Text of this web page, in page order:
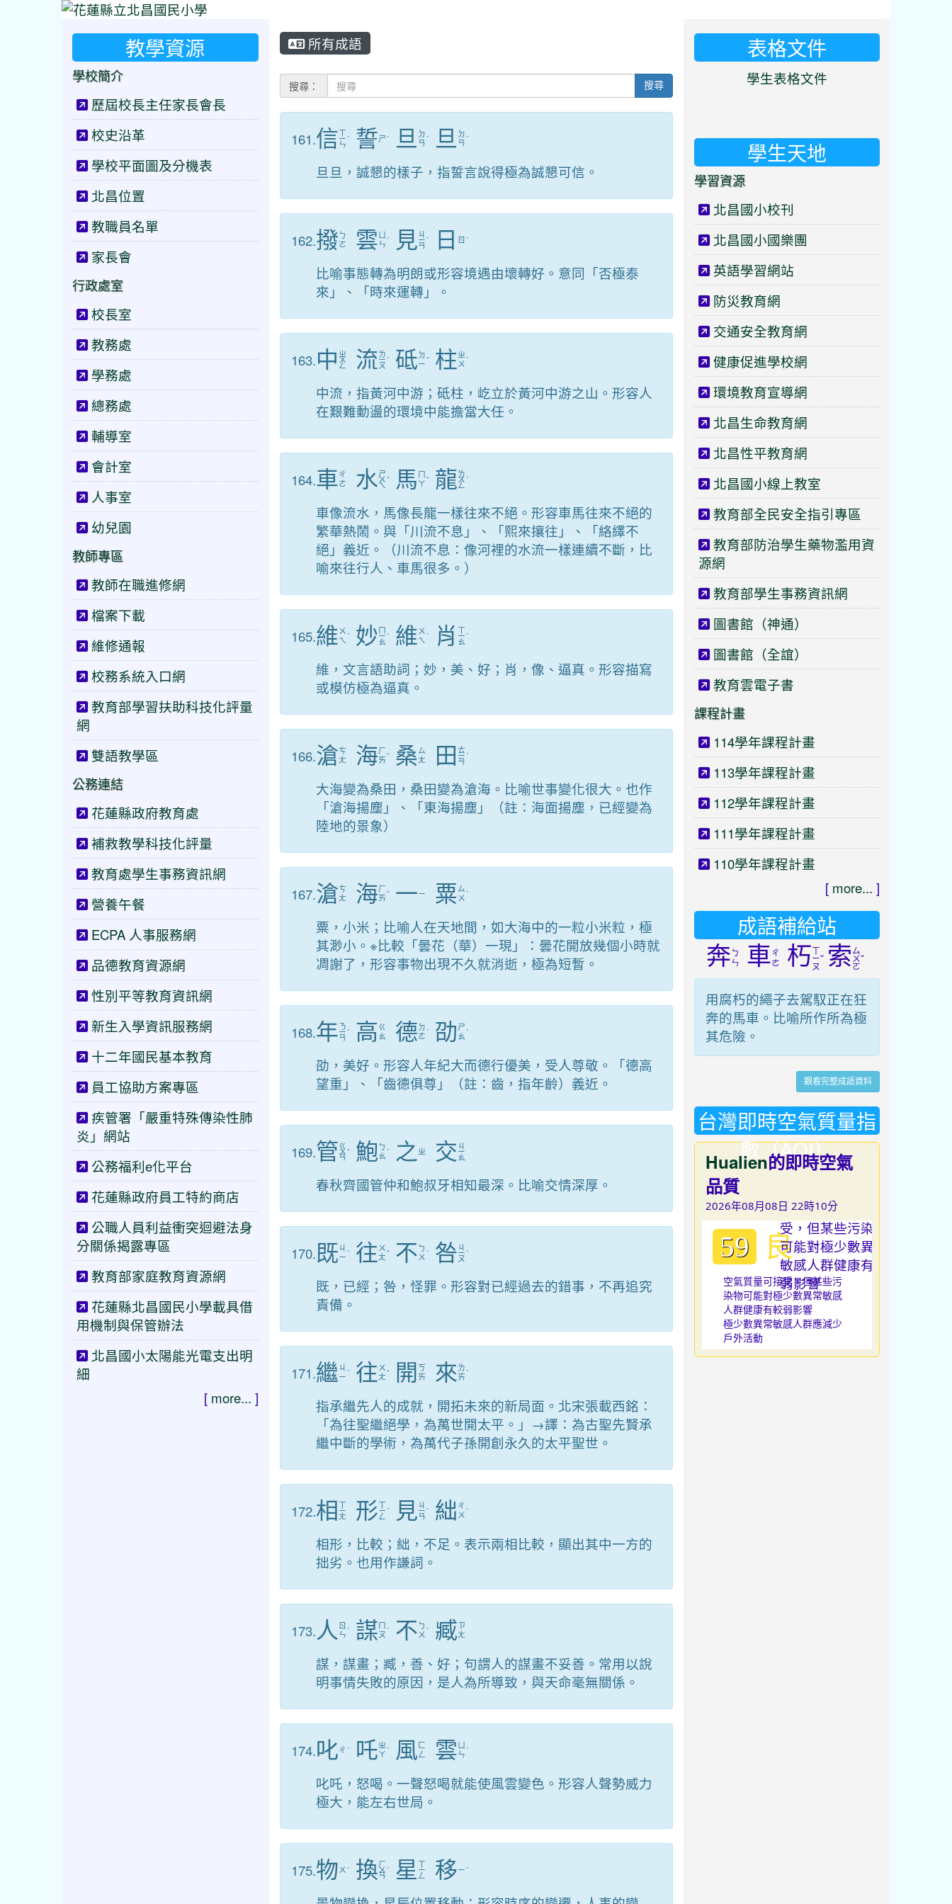
所有成語
搜尋： 搜尋
161.信ㄒ
ㄧ
ㄣ
ˋ 誓ㄕˋ 旦
ㄉ
ㄢˋ 旦
ㄉ
ㄢˋ
旦旦，誠懇的樣子，指誓言說得極為誠懇可信。
162.撥 ㄅ
ㄛ
雲ㄣ ˊ 見 ㄐ
ㄧ
ㄢ
ˋ 日 ㄖ ˋ
比喻事態轉為明朗或形容境遇由壞轉好。意同「否極泰
來」、「時來運轉」。
163.中 ㄓ
ㄨ
ㄥ 流ㄌ
ㄧ
ㄡ
ˊ 砥 ㄉ
ㄧˇ 柱ㄓ
ㄨ ˋ
中流，指黃河中游；砥柱，屹立於黃河中游之山。形容人
在艱難動盪的環境中能擔當大任。
164.車ㄔ
ㄜ
水ㄕ
ㄨ
ㄟ
ˇ 馬 ㄇ
ㄚˇ 龍ㄌ
ㄨ
ㄥ
ˊ
車像流水，馬像長龍一樣往來不絕。形容車馬往來不絕的
繁華熱鬧。與「川流不息」、「熙來攘往」、「絡繹不
絕」義近。（川流不息：像河裡的水流一樣連續不斷，比
喻來往行人、車馬很多。）
165.維 ㄨ
ㄟ ˊ 妙 ㄇ
ㄧ
ㄠ
ˋ 維 ㄨ
ㄟ ˊ 肖 ㄒ
ㄧ
ㄠ
ˋ
維，文言語助詞；妙，美、好；肖，像、逼真。形容描寫
或模仿極為逼真。
166.滄ㄘ
ㄤ
海ㄏ
ㄞˇ 桑ㄙ
ㄤ
田 ㄊ
ㄧ
ㄢ
ˊ
大海變為桑田，桑田變為滄海。比喻世事變化很大。也作
「滄海揚塵」、「東海揚塵」（註：海面揚塵，已經變為
陸地的景象）
167.滄ㄘ
ㄤ
海ㄏ
ㄞˇ 一ㄧ 粟ㄙ
ㄨ ˋ
粟，小米；比喻人在天地間，如大海中的一粒小米粒，極
其渺小。※比較「曇花（華）一現」：曇花開放幾個小時就
凋謝了，形容事物出現不久就消逝，極為短暫。
168.年ㄋ
ㄧ
ㄢ
ˊ 高 ㄍ
ㄠ
德 ㄉ
ㄜ ˊ 劭 ㄕ
ㄠˋ
劭，美好。形容人年紀大而德行優美，受人尊敬。「德高
望重」、「齒德俱尊」（註：齒，指年齡）義近。
169.管ㄍ
ㄨ
ㄢ
ˇ 鮑 ㄅ
ㄠˋ 之 ㄓ 交 ㄐ
ㄧ
ㄠ
春秋齊國管仲和鮑叔牙相知最深。比喻交情深厚。
170. 既 ㄐ
ㄧˋ 往 ㄨ
ㄤˇ 不 ㄅ
ㄨ ˋ 咎 ㄐ
ㄧ
ㄡ
ˋ
既，已經；咎，怪罪。形容對已經過去的錯事，不再追究
責備。
171.繼 ㄐ
ㄧˋ 往 ㄨ
ㄤˇ 開 ㄎ
ㄞ
來 ㄌ
ㄞ ˊ
指承繼先人的成就，開拓未來的新局面。北宋張載西銘：
「為往聖繼絕學，為萬世開太平。」→譯：為古聖先賢承
繼中斷的學術，為萬代子孫開創永久的太平聖世。
172.相 ㄒ
ㄧ
ㄤ 形ㄒ
ㄧ
ㄥ
ˊ 見 ㄐ
ㄧ
ㄢ
ˋ 絀 ㄔ
ㄨ ˋ
相形，比較；絀，不足。表示兩相比較，顯出其中一方的
拙劣。也用作謙詞。
173.人 ㄖ
ㄣ ˊ 謀 ㄇ
ㄡ ˊ 不 ㄅ
ㄨ ˋ 臧ㄗ
ㄤ
謀，謀畫；臧，善、好；句謂人的謀畫不妥善。常用以說
明事情失敗的原因，是人為所導致，與天命毫無關係。
174.叱ㄔ ˋ 吒ㄓ
ㄚˋ 風 ㄈ
ㄥ
雲ㄣ ˊ
叱吒，怒喝。一聲怒喝就能使風雲變色。形容人聲勢威力
極大，能左右世局。
175.物 ㄨ ˋ 換ㄏ
ㄨ
ㄢ
ˋ 星 ㄒ
ㄧ
ㄥ 移ㄧ ˊ
教學資源
學校簡介
歷屆校長主任家長會長
校史沿革
學校平面圖及分機表
北昌位置
教職員名單
家長會
行政處室
校長室
教務處
學務處
總務處
輔導室
會計室
人事室
幼兒園
教師專區
教師在職進修網
檔案下載
維修通報
校務系統入口網
教育部學習扶助科技化評量
網
雙語教學區
公務連結
花蓮縣政府教育處
補救教學科技化評量
教育處學生事務資訊網
營養午餐
ECPA 人事服務網
品德教育資源網
性別平等教育資訊網
新生入學資訊服務網
十二年國民基本教育
員工協助方案專區
疾管署「嚴重特殊傳染性肺
炎」網站
公務福利e化平台
花蓮縣政府員工特約商店
公職人員利益衝突迴避法身
分關係揭露專區
教育部家庭教育資源網
花蓮縣北昌國民小學載具借
用機制與保管辦法
北昌國小太陽能光電支出明
細
[ more... ]
表格文件
學生表格文件
學生天地
學習資源
北昌國小校刊
北昌國小國樂團
英語學習網站
防災教育網
交通安全教育網
健康促進學校網
環境教育宣導網
北昌生命教育網
北昌性平教育網
北昌國小線上教室
教育部全民安全指引專區
教育部防治學生藥物濫用資
源網
教育部學生事務資訊網
圖書館（神通）
圖書館（全誼）
教育雲電子書
課程計畫
114學年課程計畫
113學年課程計畫
112學年課程計畫
111學年課程計畫
110學年課程計畫
[ more... ]
成語補給站
奔 ㄅ
ㄣ
車ㄔ
ㄜ
朽ㄧ
ㄡ
ˇ 索 ㄙ
ㄨ
ㄛ
ˇ
用腐朽的繩子去駕馭正在狂
奔的馬車。比喻所作所為極
其危險。
觀看完整成語資料
台灣即時空氣質量指
數（AQI）
Hualien的即時空氣
品質
2026年08月08日 22時10分
59 良
空氣質量可接受，但某些污
染物可能對極少數異常敏感
人群健康有較弱影響
極少數異常敏感人群應減少
戶外活動